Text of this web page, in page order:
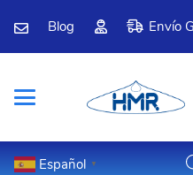
Blog Envío
Español ▼